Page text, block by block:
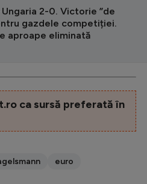
2-0. Victorie ”de
gazdele competiției.
aproape eliminată
ca sursă preferată în
euro